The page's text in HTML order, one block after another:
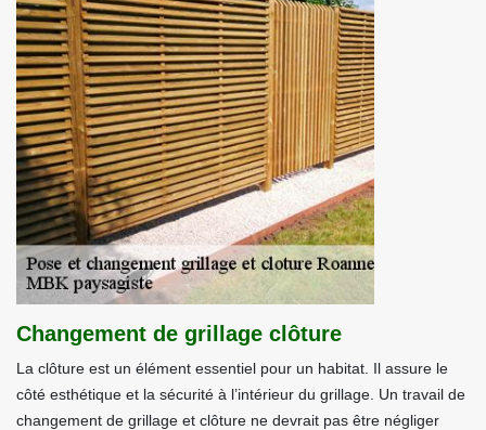
Changement de grillage clôture
La clôture est un élément essentiel pour un habitat. Il assure le
côté esthétique et la sécurité à l’intérieur du grillage. Un travail de
changement de grillage et clôture ne devrait pas être négliger